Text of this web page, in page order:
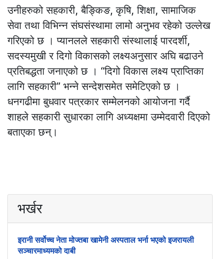
उनीहरुको सहकारी, बैङ्किङ, कृषि, शिक्षा, सामाजिक
सेवा तथा विभिन्न संघसंस्थामा लामो अनुभव रहेको उल्लेख
गरिएको छ । प्यानलले सहकारी संस्थालाई पारदर्शी,
सदस्यमुखी र दिगो विकासको लक्ष्यअनुसार अघि बढाउने
प्रतिबद्धता जनाएको छ । “दिगो विकास लक्ष्य प्राप्तिका
लागि सहकारी” भन्ने सन्देशसमेत समेटिएको छ ।
धनगढीमा बुधवार पत्रकार सम्मेलनको आयोजना गर्दै
शाहले सहकारी सुधारका लागि अध्यक्षमा उम्मेदवारी दिएको
बताएका छन्।
भर्खर
इरानी सर्वोच्च नेता मोज्तबा खामेनी अस्पताल भर्ना भएको इजरायली
सञ्चारमाध्यमको दाबी